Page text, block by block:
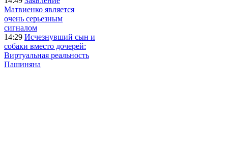
Матвиенко является
очень серьезным
сигналом
14:29 Исчезнувший сын и
собаки вместо дочерей:
Виртуальная реальность
Пашиняна